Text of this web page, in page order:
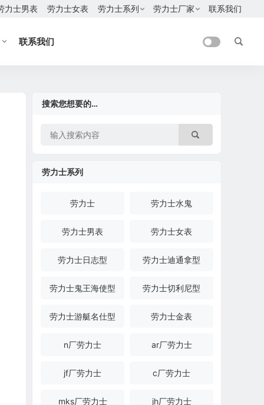
力士男表 劳力士女表 劳力士系列 劳力士厂家 联系我们
联系我们
搜索您想要的…
劳力士系列
劳力士 劳力士水鬼
劳力士男表 劳力士女表
劳力士日志型 劳力士迪通拿型
劳力士鬼王海使型 劳力士切利尼型
劳力士游艇名仕型 劳力士金表
n厂劳力士 ar厂劳力士
jf厂劳力士 c厂劳力士
mks厂劳力士 jh厂劳力士